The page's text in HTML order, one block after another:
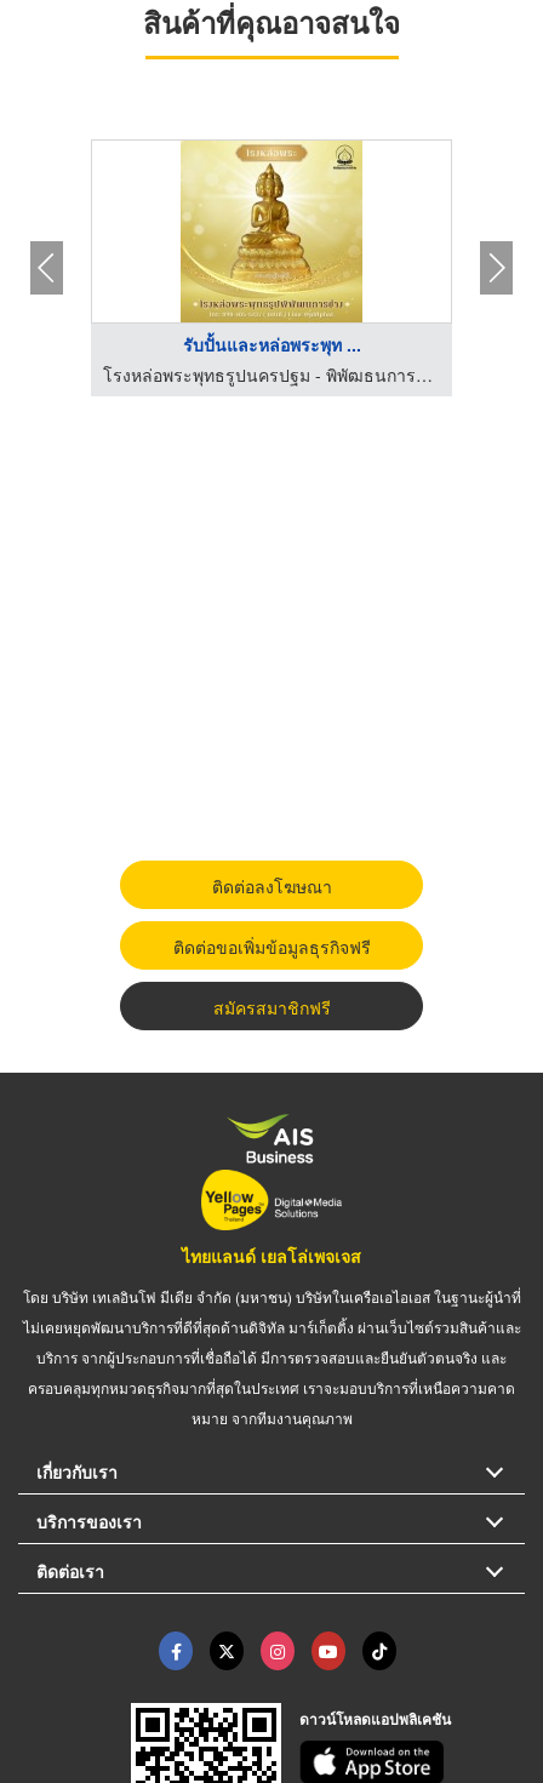
สินค้าที่คุณอาจสนใจ
รับปั้นและหล่อพระพุท ...
โรงหล่อพระพุทธรูปนครปฐม - พิพัฒธนการช่าง
ติดต่อลงโฆษณา
ติดต่อขอเพิ่มข้อมูลธุรกิจฟรี
สมัครสมาชิกฟรี
ไทยแลนด์ เยลโล่เพจเจส
โดย บริษัท เทเลอินโฟ มีเดีย จำกัด (มหาชน) บริษัทในเครือเอไอเอส ในฐานะผู้นำที่
ไม่เคยหยุดพัฒนาบริการที่ดีที่สุดด้านดิจิทัล มาร์เก็ตติ้ง ผ่านเว็บไซต์รวมสินค้าและ
บริการ จากผู้ประกอบการที่เชื่อถือได้ มีการตรวจสอบและยืนยันตัวตนจริง และ
ครอบคลุมทุกหมวดธุรกิจมากที่สุดในประเทศ เราจะมอบบริการที่เหนือความคาด
หมาย จากทีมงานคุณภาพ
เกี่ยวกับเรา
บริการของเรา
ติดต่อเรา
ดาวน์โหลดแอปพลิเคชัน